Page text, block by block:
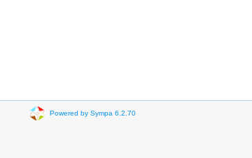
Powered by Sympa 6.2.70